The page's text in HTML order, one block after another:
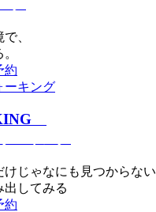
、
約
けじゃなにも見つからない
出してみる
約